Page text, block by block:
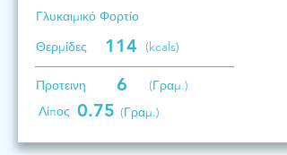
Γλυκαιμικό Φορτίο
Θερμίδες
114 (kcals)
Προτεινη 6
(Γραμ.)
Λίπος 0.75 (Γραμ.)